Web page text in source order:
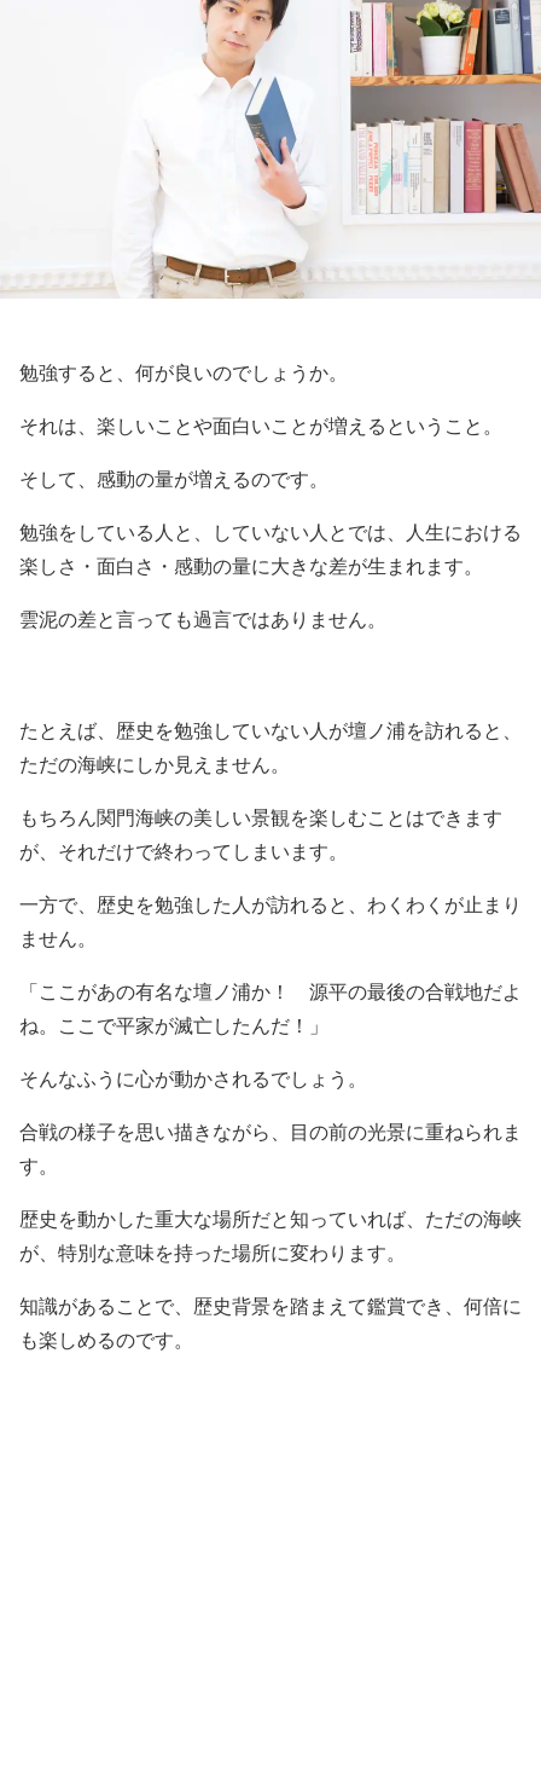
勉強すると、何が良いのでしょうか。
それは、楽しいことや面白いことが増えるということ。
そして、感動の量が増えるのです。
勉強をしている人と、していない人とでは、人生における
楽しさ・面白さ・感動の量に大きな差が生まれます。
雲泥の差と言っても過言ではありません。
たとえば、歴史を勉強していない人が壇ノ浦を訪れると、
ただの海峡にしか見えません。
もちろん関門海峡の美しい景観を楽しむことはできます
が、それだけで終わってしまいます。
一方で、歴史を勉強した人が訪れると、わくわくが止まり
ません。
「ここがあの有名な壇ノ浦か！ 源平の最後の合戦地だよ
ね。ここで平家が滅亡したんだ！」
そんなふうに心が動かされるでしょう。
合戦の様子を思い描きながら、目の前の光景に重ねられま
す。
歴史を動かした重大な場所だと知っていれば、ただの海峡
が、特別な意味を持った場所に変わります。
知識があることで、歴史背景を踏まえて鑑賞でき、何倍に
も楽しめるのです。